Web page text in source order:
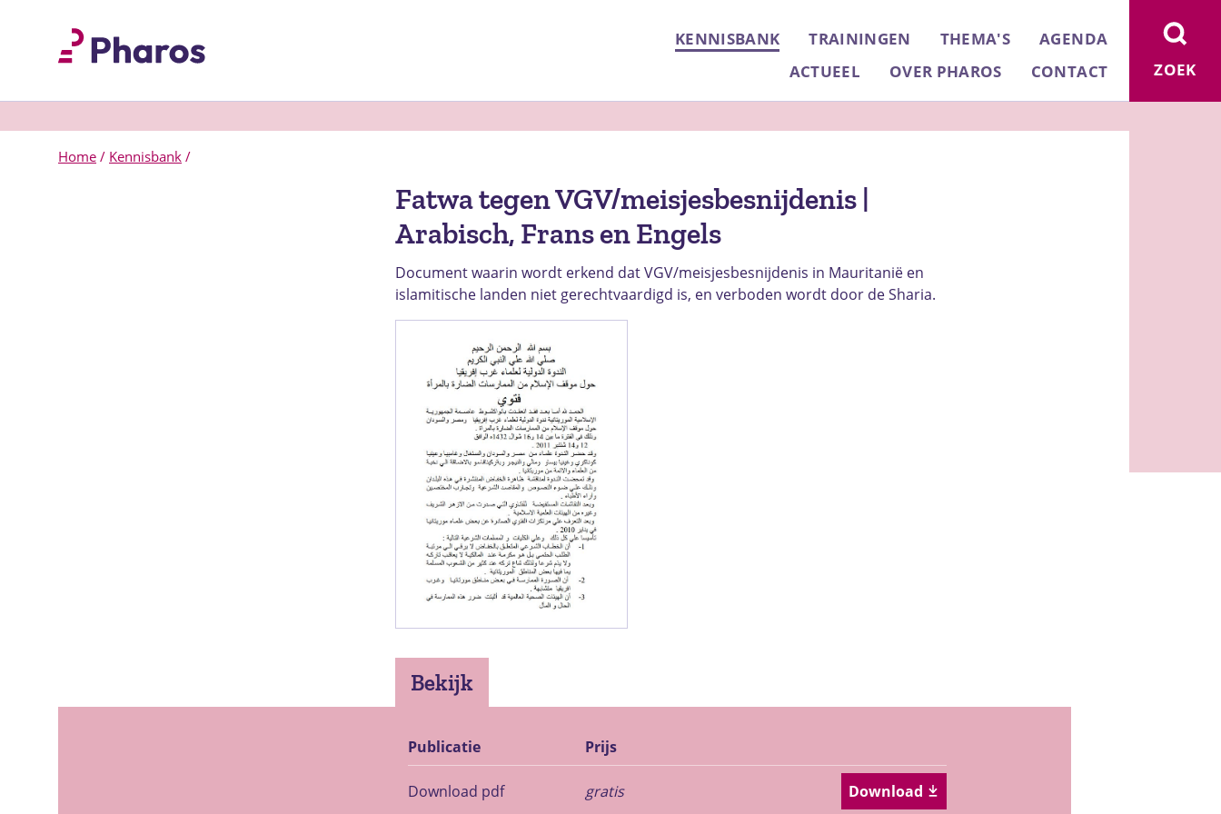
ZOEK
KENNISBANK TRAININGEN THEMA'S
AGENDA
ACTUEEL
OVER PHAROS CONTACT
Home / Kennisbank /
Fatwa tegen VGV/meisjesbesnijdenis |
Arabisch, Frans en Engels
Document waarin wordt erkend dat VGV/meisjesbesnijdenis in Mauritanië en
islamitische landen niet gerechtvaardigd is, en verboden wordt door de Sharia.
Bekijk
Publicatie Prijs
Download pdf gratis Download